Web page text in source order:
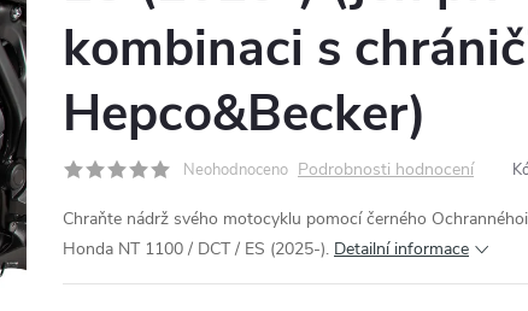
kombinaci s
Hepco&Becker)
Neohodnoceno Podrobnosti hodnocení
Chraňte nádrž svého motocyklu pomocí černého
Honda NT 1100 / DCT / ES (2025-). Detailní informace